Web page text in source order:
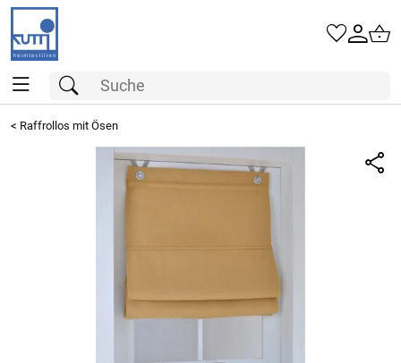
< Raffrollos mit Ösen